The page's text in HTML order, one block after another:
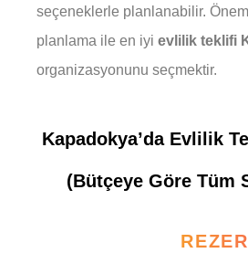
seçeneklerle planlanabilir.
planlama ile en iyi evlilik teklifi
organizasyonunu seçmektir.
Kapadokya’da Evlilik
(Bütçeye Göre Tüm